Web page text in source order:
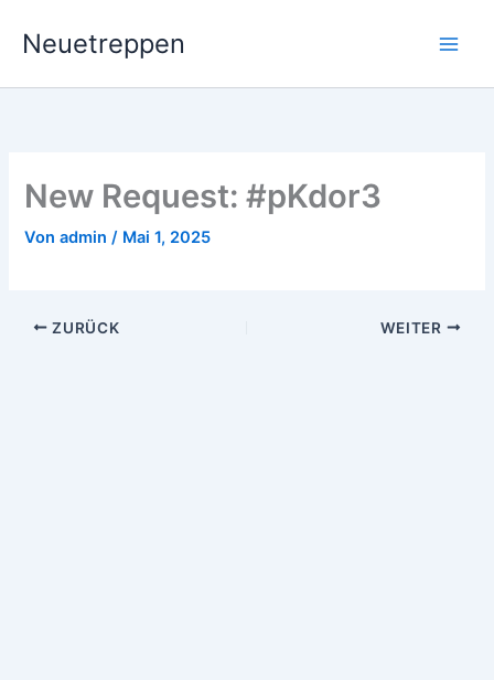
InhaltNeuetreppen
New Request: #pKdor3
Vonadmin/ Mai 1, 2025
ZURÜCK WEITER